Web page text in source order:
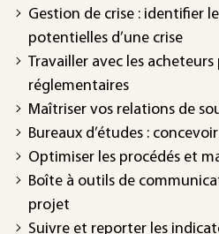
Gestion de crise : identifier
potentielles d’une crise
Travailler avec les acheteurs
réglementaires
Maîtriser vos relations de
Bureaux d’études :
Optimiser les procédés et
Boîte à outils de
projet
Suivre et reporter les